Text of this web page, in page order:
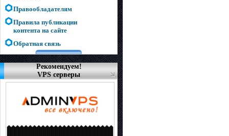
Правообладателям
Правила публикации
контента на сайте
Обратная связь
Рекомендуем!
VPS серверы